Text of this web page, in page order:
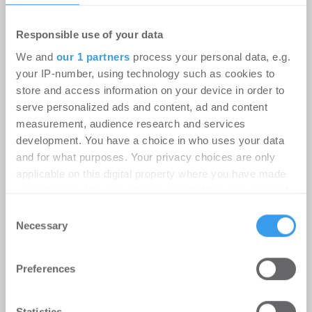
Responsible use of your data
We and our 1 partners process your personal data, e.g.
your IP-number, using technology such as cookies to
store and access information on your device in order to
serve personalized ads and content, ad and content
measurement, audience research and services
development. You have a choice in who uses your data
and for what purposes. Your privacy choices are only
applicable on this digital property where you have made
the Privacy trigger icon.
Find out more about how your personal data is processed
and set your preferences in the
We use cookies to personalise content and ads, to
Selection
Necessary
Preferences
Savills Investment Management
ernennt Shu Watanabe zum Head of
Japan
Karriere -15.07.2026
Frankfurt am Main, 15. Juli 2026.